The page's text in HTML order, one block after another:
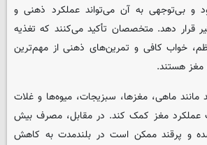
بی‌توجهی به آن می‌تواند عملکرد ذهنی و
قرار دهد. متخصصان تأکید می‌کنند که تغذیه
خواب کافی و تمرین‌های ذهنی از مهم‌ترین
هستند.
ماهی، مغزها، سبزیجات، میوه‌ها و غلات
عملکرد مغز کمک کند. در مقابل، مصرف بیش
و پرقند ممکن است در بلندمدت به کاهش